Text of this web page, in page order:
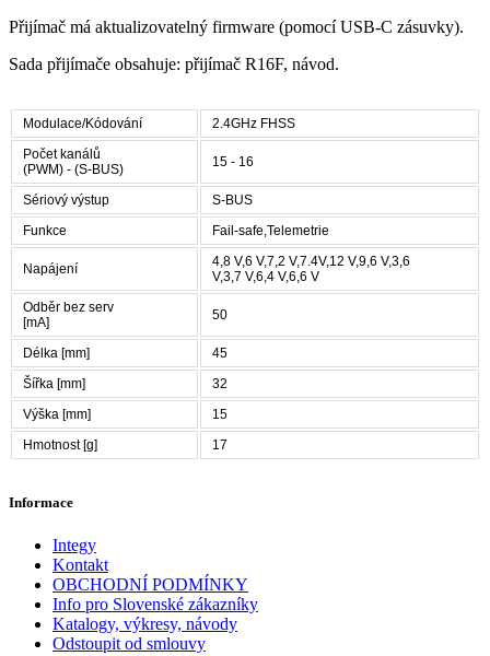
Přijímač má aktualizovatelný firmware (pomocí USB-C zásuvky).
Sada přijímače obsahuje: přijímač R16F, návod.
Modulace/Kódování
2.4GHz FHSS
Počet kanálů
(PWM) - (S-BUS)
15 - 16
Sériový výstup
S-BUS
Funkce
Fail-safe,Telemetrie
Napájení
4,8 V,6 V,7,2 V,7.4V,12 V,9,6 V,3,6
V,3,7 V,6,4 V,6,6 V
Odběr bez serv
[mA]
50
Délka [mm]
45
Šířka [mm]
32
Výška [mm]
15
Hmotnost [g]
17
Informace
Integy
Kontakt
OBCHODNÍ PODMÍNKY
Info pro Slovenské zákazníky
Katalogy, výkresy, návody
Odstoupit od smlouvy